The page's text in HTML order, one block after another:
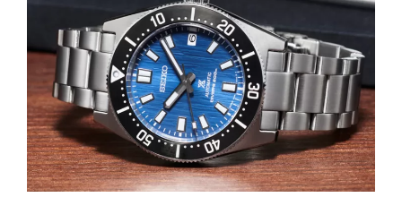
Les montres Seiko vont-elles prendre
de la valeur ? Plongée profonde dans
le monde de l’horlogerie
Seiko Seiko